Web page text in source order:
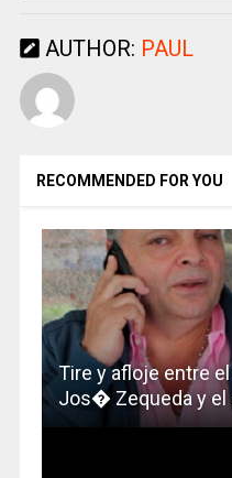
AUTHOR: PAUL
RECOMMENDED FOR YOU
Tire y afloje entre
Jos� Zequeda y el